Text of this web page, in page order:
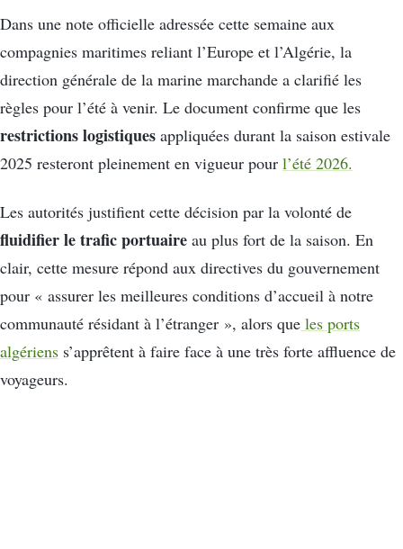
Dans une note officielle adressée cette semaine aux
compagnies maritimes reliant l’Europe et l’Algérie, la
direction générale de la marine marchande a clarifié les
règles pour l’été à venir. Le document confirme que les
restrictions logistiques appliquées durant la saison estivale
2025 resteront pleinement en vigueur pour l’été 2026.
Les autorités justifient cette décision par la volonté de
fluidifier le trafic portuaire au plus fort de la saison. En
clair, cette mesure répond aux directives du gouvernement
pour « assurer les meilleures conditions d’accueil à notre
communauté résidant à l’étranger », alors que les ports
algériens s’apprêtent à faire face à une très forte affluence de
voyageurs.